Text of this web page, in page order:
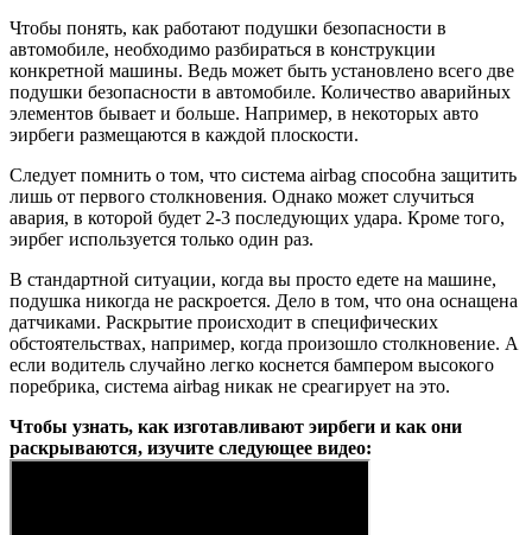
Чтобы понять, как работают подушки безопасности в
автомобиле, необходимо разбираться в конструкции
конкретной машины. Ведь может быть установлено всего две
подушки безопасности в автомобиле. Количество аварийных
элементов бывает и больше. Например, в некоторых авто
эирбеги размещаются в каждой плоскости.
Следует помнить о том, что система airbag способна защитить
лишь от первого столкновения. Однако может случиться
авария, в которой будет 2-3 последующих удара. Кроме того,
эирбег используется только один раз.
В стандартной ситуации, когда вы просто едете на машине,
подушка никогда не раскроется. Дело в том, что она оснащена
датчиками. Раскрытие происходит в специфических
обстоятельствах, например, когда произошло столкновение. А
если водитель случайно легко коснется бампером высокого
поребрика, система airbag никак не среагирует на это.
Чтобы узнать, как изготавливают эирбеги и как они
раскрываются, изучите следующее видео: